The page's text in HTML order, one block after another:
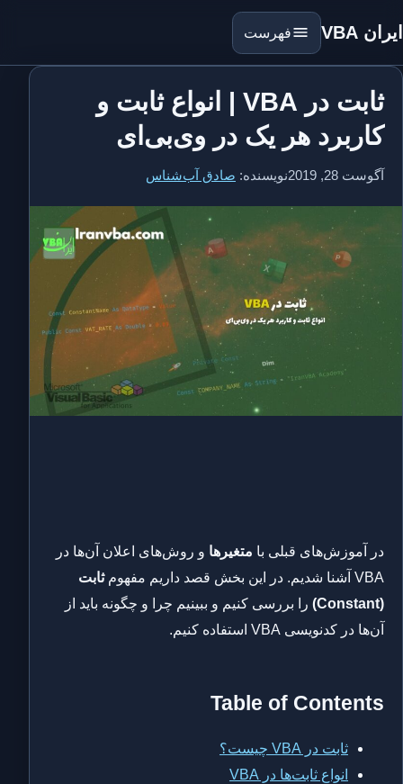
ایران VBA فهرست
ثابت در VBA | انواع ثابت و
کاربرد هر یک در وی‌بی‌ای
آگوست 28, 2019 نویسنده: صادق آب‌شناس
در آموزش‌های قبلی با متغیرها و روش‌های اعلان آن‌ها در
VBA آشنا شدیم. در این بخش قصد داریم مفهوم
ثابت
(Constant)
را بررسی کنیم و ببینیم چرا و چگونه باید از
آن‌ها در کدنویسی VBA استفاده کنیم.
Table of Contents
ثابت در VBA چیست؟
انواع ثابت‌ها در VBA